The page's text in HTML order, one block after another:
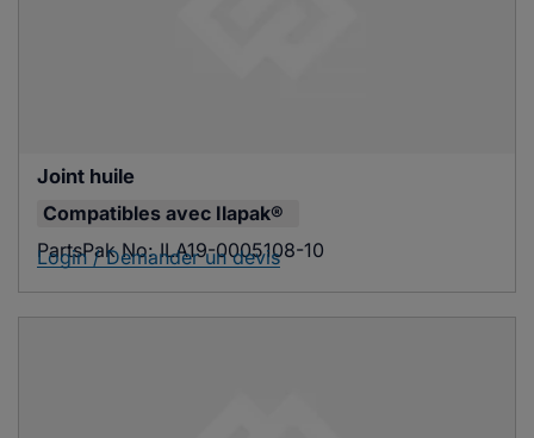
Joint huile
Compatibles avec Ilapak®
PartsPak No:ILA19-0005108-10
Login / Demander un devis